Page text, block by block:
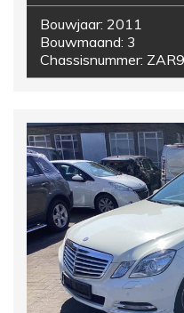
Bouwjaar: 2011
Bouwmaand: 3
Chassisnummer: